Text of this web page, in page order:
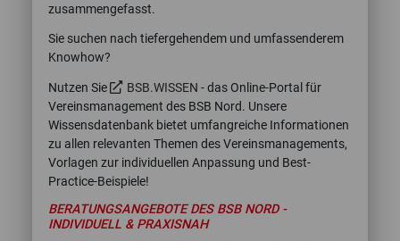
zusammengefasst.
Sie suchen nach tiefergehendem und umfassenderem
Knowhow?
Nutzen Sie
BSB.WISSEN - das Online-Portal für
Vereinsmanagement des BSB Nord. Unsere
Wissensdatenbank bietet umfangreiche Informationen
zu allen relevanten Themen des Vereinsmanagements,
Vorlagen zur individuellen Anpassung und Best-
Practice-Beispiele!
BERATUNGSANGEBOTE DES BSB NORD -
INDIVIDUELL & PRAXISNAH